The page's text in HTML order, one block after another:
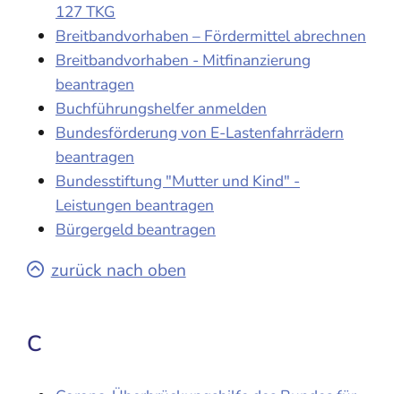
127 TKG
Breitbandvorhaben – Fördermittel abrechnen
Breitbandvorhaben - Mitfinanzierung
beantragen
Buchführungshelfer anmelden
Bundesförderung von E-Lastenfahrrädern
beantragen
Bundesstiftung "Mutter und Kind" -
Leistungen beantragen
Bürgergeld beantragen
zurück nach oben
C